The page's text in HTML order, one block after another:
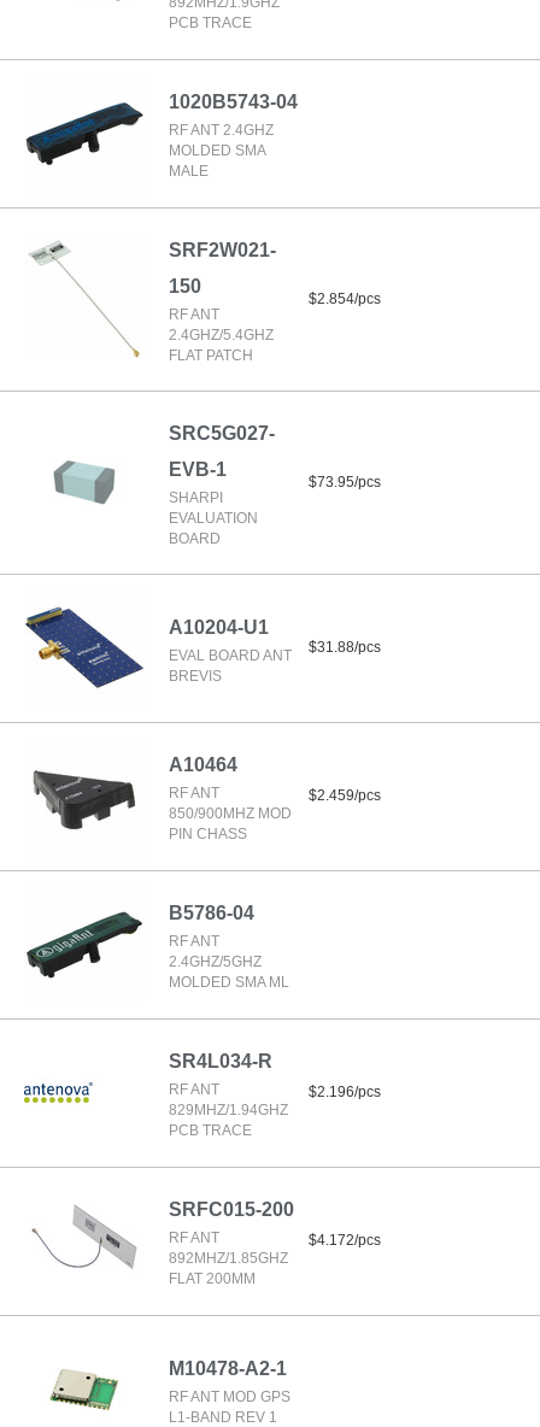
PCB TRACE
1020B5743-04
RF ANT 2.4GHZ
MOLDED SMA
MALE
SRF2W021-
150
RF ANT
2.4GHZ/5.4GHZ
FLAT PATCH
$2.854/pcs
SRC5G027-
EVB-1
SHARPI
EVALUATION
BOARD
$73.95/pcs
A10204-U1
EVAL BOARD ANT
BREVIS
$31.88/pcs
A10464
RF ANT
850/900MHZ MOD
PIN CHASS
$2.459/pcs
B5786-04
RF ANT
2.4GHZ/5GHZ
MOLDED SMA ML
SR4L034-R
RF ANT
829MHZ/1.94GHZ
PCB TRACE
$2.196/pcs
SRFC015-200
RF ANT
892MHZ/1.85GHZ
FLAT 200MM
$4.172/pcs
M10478-A2-1
RF ANT MOD GPS
L1-BAND REV 1